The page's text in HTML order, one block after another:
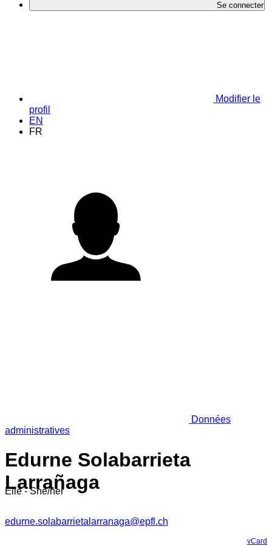
Se connecter
Modifier le
profil
EN
FR
Données
administratives
Edurne Solabarrieta
Larrañaga
Elle - She/her
edurne.solabarrietalarranaga@epfl.ch
vCard